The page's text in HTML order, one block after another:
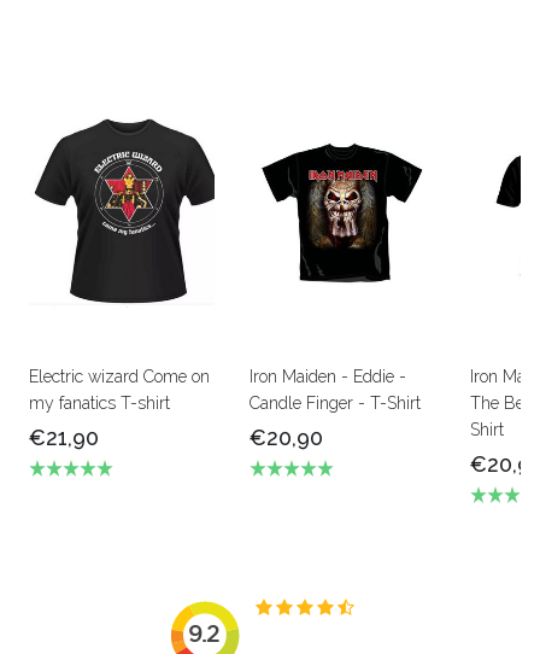
Electric wizard Come on
my fanatics T-shirt
€21,90
Iron Maiden - Eddie -
Candle Finger - T-Shirt
€20,90
Iron
The
Shirt